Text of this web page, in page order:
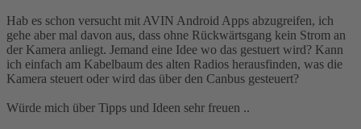
Hab es schon versucht mit AVIN Android Apps abzugreifen, ich
gehe aber mal davon aus, dass ohne Rückwärtsgang kein Strom an
der Kamera anliegt. Jemand eine Idee wo das gestuert wird? Kann
ich einfach am Kabelbaum des alten Radios herausfinden, was die
Kamera steuert oder wird das über den Canbus gesteuert?
Würde mich über Tipps und Ideen sehr freuen ..